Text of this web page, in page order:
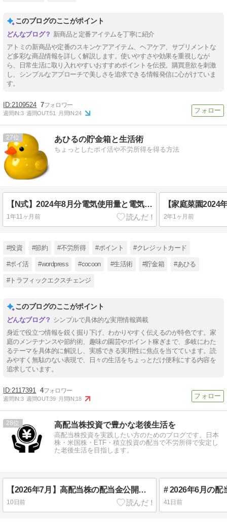
このブログのここがポイント
新商品と定番アイテムを丁寧に紹介
アトミの新商品や定番のスキンケアアイテム、ヘアケア、サプリメントな
ど多彩な商品情報を詳しく解説します。使いやすさや効果を重視しなが
ら、日常生活に取り入れやすいおすすめポイントを伝授。購買意欲を刺激
し、シンプルなアプローチで美しさを追求できる情報発信に心がけていま
す。
2109524 7
週間IN:3 週間OUT:51 月間IN:24
27 あひるの貯金箱と生活術
ちょっとしたポイ活や不労所得を得る方法
【N式】2024年8月分電気使用量と電気料金、売電料金を公開
1年11ヶ月前 2年1ヶ月前
#投資 #節約 #不労所得 #ポイント #クレジットカード
#ポイ活 #wordpress #cocoon #生活術 #貯金箱 #あひる
#トラフィックエクスチェンジ
このブログのここがポイント
シンプルで具体的な実用情報満載
身近で役立つ情報を鋭く掘り下げ、わかりやすく伝えるのが特色です。家
庭のメンテナンスや節約術、趣味の園芸やポイント稼ぎまで、多岐にわた
るテーマを具体的に解説し、実感できる実用性に焦点を当てています。読
みやすく無駄のない表現で、日々の生活をちょっとだけ便利にする内容を
追求しています。
2117391 4
週間IN:3 週間OUT:39 月間IN:18
28 高配当株投資で豊かな老後生活を
高配当株投資を実践したい方のためのブログです。日本
株・米国株・ETF・積立投資の配当で不労所得で安定し
た老後生活を目指します。
【2026年7月】高配当株の配当金公開｜税引後95,640円・前年比37.6％増
10日前 41日前